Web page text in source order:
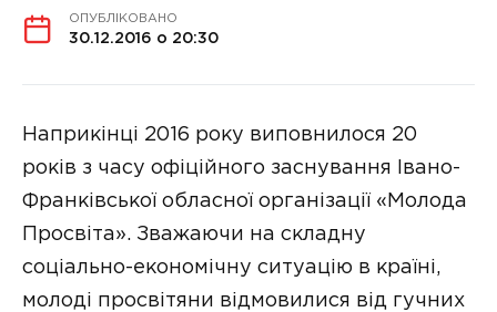
ОПУБЛІКОВАНО
30.12.2016 о 20:30
Наприкінці 2016 року виповнилося 20
років з часу офіційного заснування Івано-
Франківської обласної організації «Молода
Просвіта». Зважаючи на складну
соціально-економічну ситуацію в країні,
молоді просвітяни відмовилися від гучних